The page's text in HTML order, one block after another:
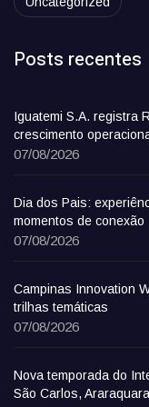
Posts recentes
Iguatemi S.A. registra
crescimento
07/08/2026
Dia dos Pais:
momentos de conexão
07/08/2026
Campinas Innovation
trilhas temáticas
07/08/2026
Nova temporada do
São Carlos,